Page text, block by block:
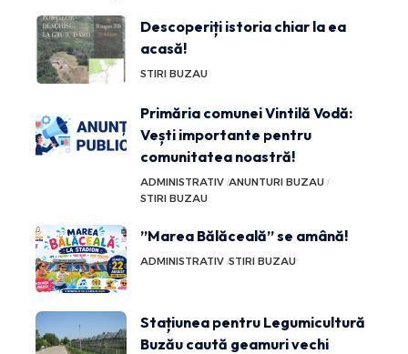
Descoperiți istoria chiar la ea
acasă!
STIRI BUZAU
Primăria comunei Vintilă Vodă:
Vești importante pentru
comunitatea noastră!
ADMINISTRATIV ANUNTURI BUZAU
STIRI BUZAU
”Marea Bălăceală” se amână!
ADMINISTRATIV STIRI BUZAU
Stațiunea pentru Legumicultură
Buzău caută geamuri vechi